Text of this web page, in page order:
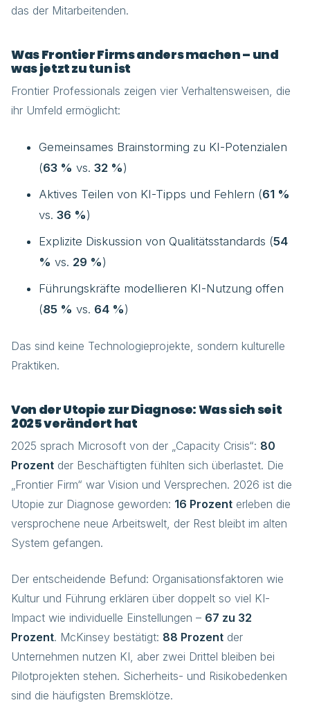
das der Mitarbeitenden.
Was Frontier Firms anders machen – und
was jetzt zu tun ist
Frontier Professionals zeigen vier Verhaltensweisen, die
ihr Umfeld ermöglicht:
Gemeinsames Brainstorming zu KI-Potenzialen
(63 % vs. 32 %)
Aktives Teilen von KI-Tipps und Fehlern (61 %
vs. 36 %)
Explizite Diskussion von Qualitätsstandards (54
% vs. 29 %)
Führungskräfte modellieren KI-Nutzung offen
(85 % vs. 64 %)
Das sind keine Technologieprojekte, sondern kulturelle
Praktiken.
Von der Utopie zur Diagnose: Was sich seit
2025 verändert hat
2025 sprach Microsoft von der „Capacity Crisis“: 80
Prozent der Beschäftigten fühlten sich überlastet. Die
„Frontier Firm“ war Vision und Versprechen. 2026 ist die
Utopie zur Diagnose geworden: 16 Prozent erleben die
versprochene neue Arbeitswelt, der Rest bleibt im alten
System gefangen.
Der entscheidende Befund: Organisationsfaktoren wie
Kultur und Führung erklären über doppelt so viel KI-
Impact wie individuelle Einstellungen – 67 zu 32
Prozent. McKinsey bestätigt: 88 Prozent der
Unternehmen nutzen KI, aber zwei Drittel bleiben bei
Pilotprojekten stehen. Sicherheits- und Risikobedenken
sind die häufigsten Bremsklötze.